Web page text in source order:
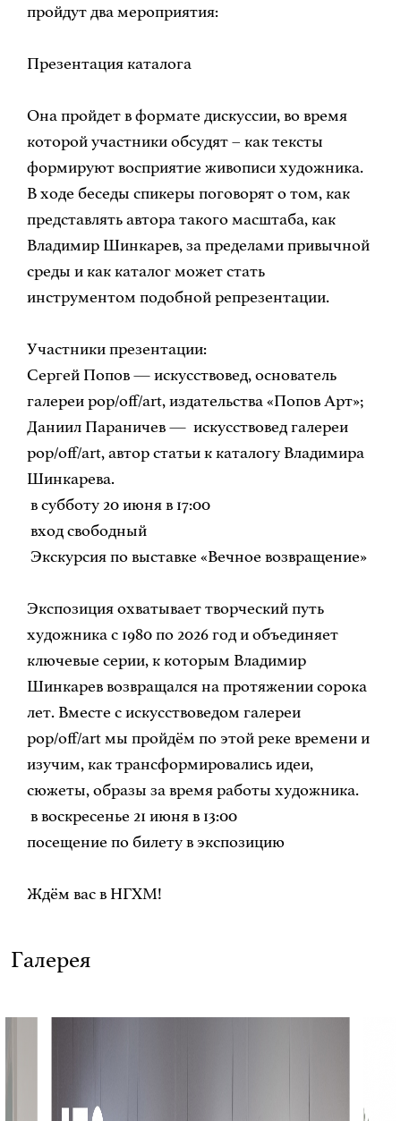
пройдут два мероприятия:
️Презентация каталога
Она пройдет в формате дискуссии, во время
которой участники обсудят – как тексты
формируют восприятие живописи художника.
В ходе беседы спикеры поговорят о том, как
представлять автора такого масштаба, как
Владимир Шинкарев, за пределами привычной
среды и как каталог может стать
инструментом подобной репрезентации.
Участники презентации:
️Сергей Попов — искусствовед, основатель
галереи pop/off/art, издательства «Попов Арт»;
️Даниил Параничев — искусствовед галереи
pop/off/art, автор статьи к каталогу Владимира
Шинкарева.
в субботу 20 июня в 17:00
вход свободный
Экскурсия по выставке «Вечное возвращение»
Экспозиция охватывает творческий путь
художника с 1980 по 2026 год и объединяет
ключевые серии, к которым Владимир
Шинкарев возвращался на протяжении сорока
лет. Вместе с искусствоведом галереи
pop/off/art мы пройдём по этой реке времени и
изучим, как трансформировались идеи,
сюжеты, образы за время работы художника.
в воскресенье 21 июня в 13:00
посещение по билету в экспозицию
Ждём вас в НГХМ!
Галерея